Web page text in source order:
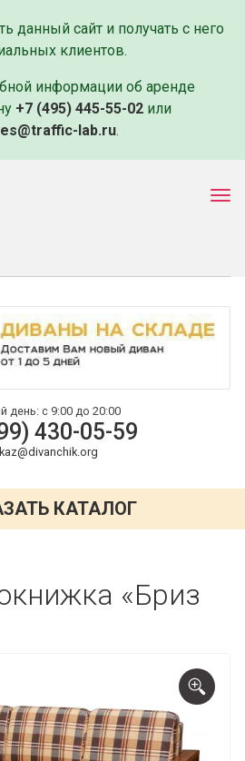
данный сайт и получать с него
клиентов.
информации об аренде
+7 (495) 445-55-02 или
lab.ru.
и доставка
Контакты
день: с 9:00 до 20:00
430-05-59
КАТАЛОГ
«Бриз